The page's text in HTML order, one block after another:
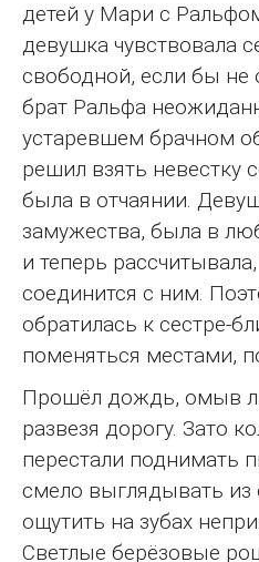
детей у Мари с
девушка чувствовала
свободной, если бы
брат Ральфа
устаревшем брачном
решил взять
была в отчаянии.
замужества, была в
и теперь
соединится с ним.
обратилась к сестре-
поменяться местами,
Прошёл дождь, омыв
развезя дорогу. Зато
перестали поднимать
смело выглядывать из
ощутить на зубах
Светлые берёзовые